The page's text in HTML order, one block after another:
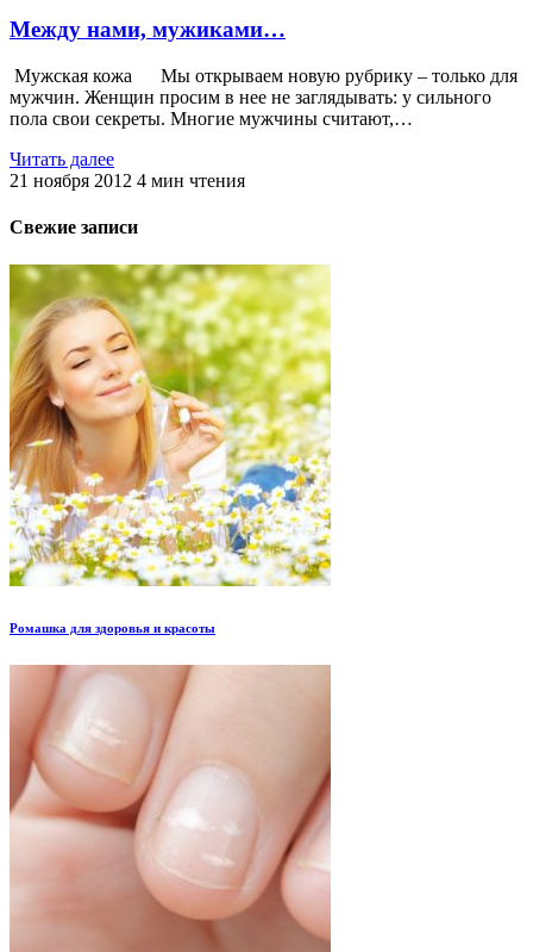
Между нами, мужиками…
Мужская кожа Мы открываем новую рубрику – только для
мужчин. Женщин просим в нее не заглядывать: у сильного
пола свои секреты. Многие мужчины считают,…
Читать далее
21 ноября 2012 4 мин чтения
Свежие записи
Ромашка для здоровья и красоты